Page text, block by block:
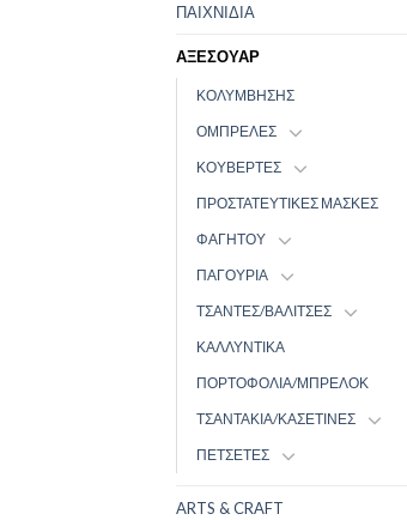
ΠΑΙΧΝΙΔΙΑ
ΑΞΕΣΟΥΑΡ
ΚΟΛΥΜΒΗΣΗΣ
ΟΜΠΡΕΛΕΣ
ΚΟΥΒΕΡΤΕΣ
ΠΡΟΣΤΑΤΕΥΤΙΚΕΣ ΜΑΣΚΕΣ
ΦΑΓΗΤΟΥ
ΠΑΓΟΥΡΙΑ
ΤΣΑΝΤΕΣ/ΒΑΛΙΤΣΕΣ
ΚΑΛΛΥΝΤΙΚΑ
ΠΟΡΤΟΦΟΛΙΑ/ΜΠΡΕΛΟΚ
ΤΣΑΝΤΑΚΙΑ/ΚΑΣΕΤΙΝΕΣ
ΠΕΤΣΕΤΕΣ
ARTS & CRAFT